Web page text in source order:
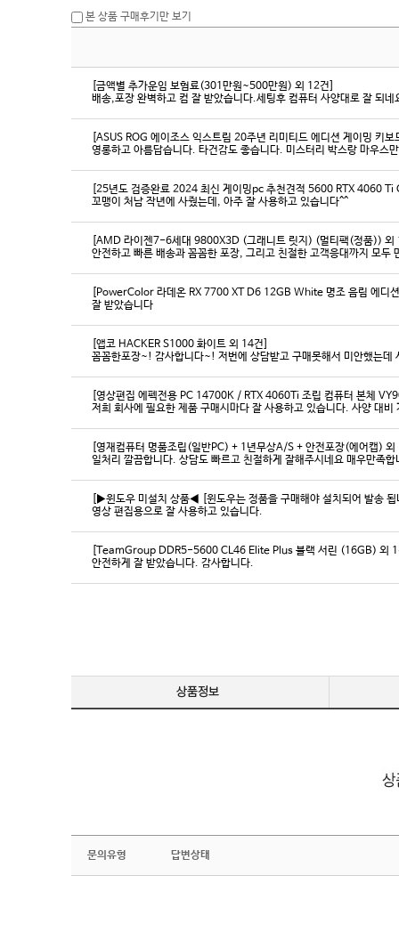
본 상품 구매후기만 보기
[금액별 추가운임 보험료(301만원~500만원) 외 12건]
배송,포장 완벽하고 컴 잘 받았습니다.세팅후 컴퓨터 사양대로 잘 되
[ASUS ROG 에이조스 익스트림 20주년 리미티드 에디션 게이밍 키
영롱하고 아름답습니다. 타건감도 좋습니다. 미스터리 박스랑 마우스
[25년도 검증완료 2024 최신 게이밍pc 추천견적 5600 RTX 4060
꼬맹이 처남 작년에 사줬는데, 아주 잘 사용하고 있습니다^^
[AMD 라이젠7-6세대 9800X3D (그래니트 릿지) (멀티팩(정품)) 외
[PowerColor 라데온 RX 7700 XT D6 12GB White 명조 음림 에디
잘 받았습니다
[앱코 HACKER S1000 화이트 외 14건]
꼼꼼한포장~! 감사합니다~! 저번에 상담받고 구매못해서 미안했는
[영상편집 에펙전용 PC 14700K / RTX 4060Ti 조립 컴퓨터 본체
[영재컴퓨터 명품조립(일반PC) + 1년무상A/S + 안전포장(에어캡)
일처리 깔끔합니다. 상담도 빠르고 친절하게 잘해주시네요 매우만족
[▶윈도우 미설치 상품◀ [윈도우는 정품을 구매해야 설치되어 발송
영상 편집용으로 잘 사용하고 있습니다.
[TeamGroup DDR5-5600 CL46 Elite Plus 블랙 서린 (16GB) 외
안전하게 잘 받았습니다. 감사합니다.
문의유형 답변상태